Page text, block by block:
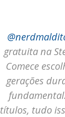
gratuita na
Comece
gerações
títulos, tudo